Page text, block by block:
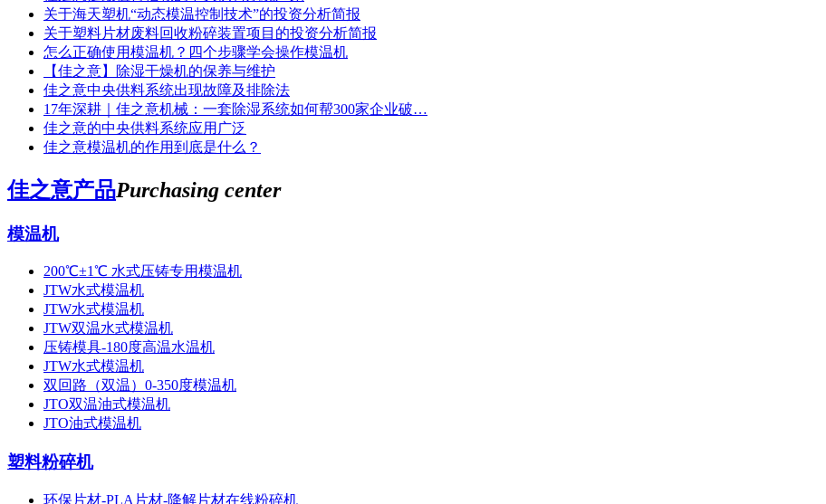
关于海天塑机“动态模温控制技术”的投资分析简报
关于塑料片材废料回收粉碎装置项目的投资分析简报
怎么正确使用模温机？四个步骤学会操作模温机
【佳之意】除湿干燥机的保养与维护
佳之意中央供料系统出现故障及排除法
17年深耕｜佳之意机械：一套除湿系统如何帮300家企业破…
佳之意的中央供料系统​应用广泛
佳之意模温机的作用到底是什么？
佳之意产品Purchasing center
模温机
200℃±1℃ 水式压铸专用模温机
JTW水式模温机
JTW水式模温机
JTW双温水式模温机
压铸模具-180度高温水温机
JTW水式模温机
双回路（双温）0-350度模温机
JTO双温油式模温机
JTO油式模温机
塑料粉碎机
环保片材-PLA片材-降解片材在线粉碎机